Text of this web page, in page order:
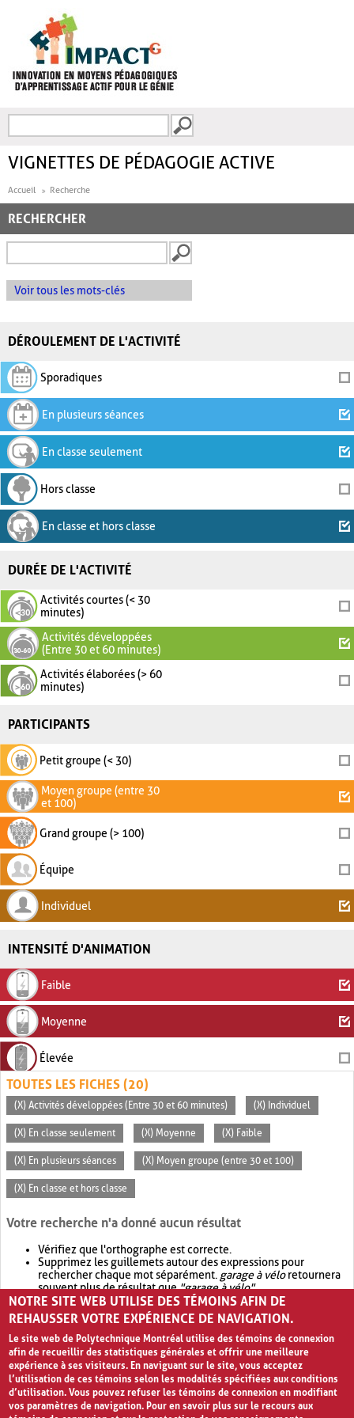
FORMULAIRE DE
VIGNETTES DE PÉDAGOGIE ACTIVE
Accueil Recherche
RECHERCHER
Voir tous les mots-clés
DÉROULEMENT DE L'ACTIVITÉ
Sporadiques
En plusieurs séances
En classe seulement
Hors classe
En classe et hors classe
DURÉE DE L'ACTIVITÉ
Activités courtes (< 30
minutes)
Activités développées
(Entre 30 et 60 minutes)
Activités élaborées (> 60
minutes)
PARTICIPANTS
Petit groupe (< 30)
Moyen groupe (entre 30
et 100)
Grand groupe (> 100)
Équipe
Individuel
INTENSITÉ D'ANIMATION
Faible
Moyenne
Élevée
TOUTES LES FICHES (20)
(X) Activités développées (Entre 30 et 60 minutes) (X) Individuel
(X) En classe seulement (X) Moyenne (X) Faible
(X) En plusieurs séances (X) Moyen groupe (entre 30 et 100)
(X) En classe et hors classe
Votre recherche n'a donné aucun résultat
Vérifiez que l'orthographe est correcte.
Supprimez les guillemets autour des expressions pour
rechercher chaque mot séparément. garage à véloretournera
souvent plus de résultat que"garage à vélo".
Envisagez d'élargir votre recherche avec OR.garage OR vélo
retournera souvent plus de résultat quegarage à vélo
NOTRE SITE WEB UTILISE DES TÉMOINS AFIN DE
REHAUSSER VOTRE EXPÉRIENCE DE NAVIGATION.
Le site web de Polytechnique Montréal utilise des témoins de connexion
afin de recueillir des statistiques générales et offrir une meilleure
expérience à ses visiteurs. En naviguant sur le site, vous acceptez
l’utilisation de ces témoins selon les modalités spécifiées aux conditions
d’utilisation. Vous pouvez refuser les témoins de connexion en modifiant
vos paramètres de navigation. Pour en savoir plus sur le recours aux